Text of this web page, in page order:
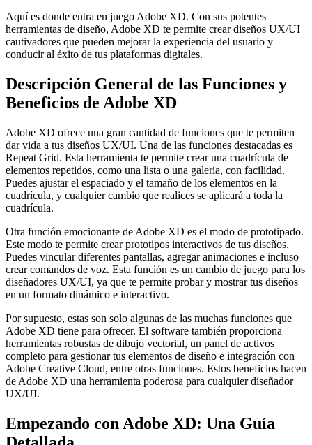
Aquí es donde entra en juego Adobe XD. Con sus potentes
herramientas de diseño, Adobe XD te permite crear diseños UX/UI
cautivadores que pueden mejorar la experiencia del usuario y
conducir al éxito de tus plataformas digitales.
Descripción General de las Funciones y
Beneficios de Adobe XD
Adobe XD ofrece una gran cantidad de funciones que te permiten
dar vida a tus diseños UX/UI. Una de las funciones destacadas es
Repeat Grid. Esta herramienta te permite crear una cuadrícula de
elementos repetidos, como una lista o una galería, con facilidad.
Puedes ajustar el espaciado y el tamaño de los elementos en la
cuadrícula, y cualquier cambio que realices se aplicará a toda la
cuadrícula.
Otra función emocionante de Adobe XD es el modo de prototipado.
Este modo te permite crear prototipos interactivos de tus diseños.
Puedes vincular diferentes pantallas, agregar animaciones e incluso
crear comandos de voz. Esta función es un cambio de juego para los
diseñadores UX/UI, ya que te permite probar y mostrar tus diseños
en un formato dinámico e interactivo.
Por supuesto, estas son solo algunas de las muchas funciones que
Adobe XD tiene para ofrecer. El software también proporciona
herramientas robustas de dibujo vectorial, un panel de activos
completo para gestionar tus elementos de diseño e integración con
Adobe Creative Cloud, entre otras funciones. Estos beneficios hacen
de Adobe XD una herramienta poderosa para cualquier diseñador
UX/UI.
Empezando con Adobe XD: Una Guía